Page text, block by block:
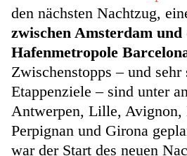
den nächsten Nachtzug,
zwischen Amsterdam
Hafenmetropole
Zwischenstopps – und sehr
Etappenziele – sind unter
Antwerpen, Lille, Avignon,
Perpignan und Girona
war der Start des neuen